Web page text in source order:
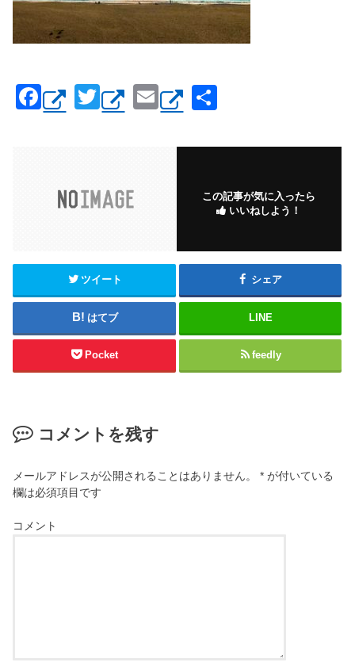
F
a
T
wi
E
m
ail
この記事が気に入ったら
いいねしよう！
ツイート シェア
はてブ LINE
Pocket feedly
コメントを残す
メールアドレスが公開されることはありません。 * が付いている
欄は必須項目です
コメント